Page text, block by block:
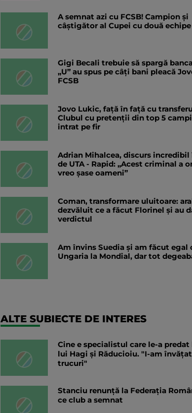
A semnat azi cu FCSB! Campion și
câștigător al Cupei cu două
Gigi Becali trebuie să spargă
„U” au spus pe câți bani pleacă
FCSB
Jovo Lukic, față în față cu
Clubul cu pretenții din top 5
intrat pe fir
Adrian Mihalcea, discurs
de UTA - Rapid: „Acest criminal a
vreo șase oameni”
Coman, transformare uluitoare:
dezvăluit ce a făcut Florinel și au
verdictul
Am învins Suedia și am făcut egal
Ungaria la Mondial, dar tot
ALTE SUBIECTE DE INTERES
Cine e specialistul care le-a predat
lui Hagi și Răducioiu. "I-am învățat
trucuri"
Stanciu renunță la Federația
ce club a semnat